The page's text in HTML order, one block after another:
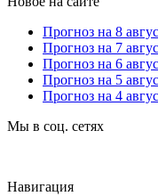
Прогноз на 8
Прогноз на 7
Прогноз на 6
Прогноз на 5
Прогноз на 4
Мы в соц. сетях
Навигация